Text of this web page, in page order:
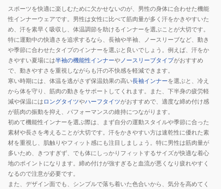
スポーツを快適に楽しむために欠かせないのが、男性の身体に合わせた機能
性インナーウェアです。男性は女性に比べて筋肉量が多く汗をかきやすいた
め、汗を素早く吸収し、体温調節を助けるインナーを選ぶことが大切です。
特に運動中の快適さを追求するなら、長袖や半袖、ノースリーブなど、動き
や季節に合わせたタイプのインナーを選ぶと良いでしょう。例えば、汗をか
きやすい夏場には半袖の機能性インナーやノースリーブタイプがおすすめ
で、動きやすさを重視しながらも汗の不快感を軽減できます。
寒い時期には、体温を逃がさず保温効果の高い長袖インナーを選ぶと、冷え
から体を守り、筋肉の動きをサポートしてくれます。また、下半身の疲労軽
減や保温には ロングタイツやハーフタイツがおすすめで、適度な締め付け感
が筋肉の振動を抑え、パフォーマンスの維持につながります。
初めて機能性インナーを選ぶ際は、まず自分の運動スタイルや季節に合った
素材や長さを考えることが大切です。汗をかきやすい方は速乾性に優れた素
材を重視し、肌触りやフィット感にも注目しましょう。特に男性は筋肉量が
多いため、きつすぎず、でも体にしっかりフィットするサイズが快適な着心
地のポイントになります。締め付けが強すぎると血流が悪くなり疲れやすく
なるので注意が必要です。
また、デザイン面でも、シンプルで落ち着いた色合いから、気分を高めてく